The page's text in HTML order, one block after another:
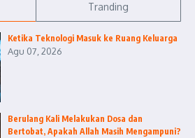
Tranding
Ketika Teknologi Masuk ke Ruang Keluarga
Agu 07, 2026
Berulang Kali Melakukan Dosa dan
Bertobat, Apakah Allah Masih Mengampuni?